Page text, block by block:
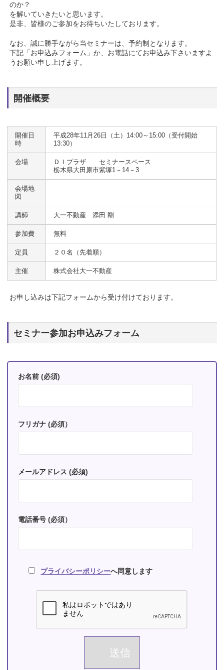
のか？
を解いていきたいと思います。
是非、皆様のご参加をお待ちいたしております。
なお、誠に勝手ながら当セミナーは、予約制となります。
下記「お申込みフォーム」か、お電話にてお申込み下さいますよ
うお願い申し上げます。
開催概要
開催日
時
平成28年11月26日（土）14:00～15:00（受付開始
13:30）
会場
ＤＩプラザ セミナースペース
栃木県大田原市紫塚1－14－3
会場地
図
講師 大一不動産 添田 剛
参加費 無料
定員 ２０名（先着順）
主催 株式会社大一不動産
お申し込みは下記フォームから受け付けております。
セミナー参加お申込みフォーム
お名前 (必須)
フリガナ (必須）
メールアドレス (必須)
電話番号 (必須）
プライバシーポリシーへ同意します